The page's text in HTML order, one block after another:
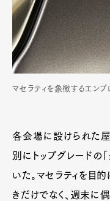
マセラティを象徴するエンブレ
各会場に設けられた
別にトップグレードの
いた。マセラティを目
きだけでなく、週末に